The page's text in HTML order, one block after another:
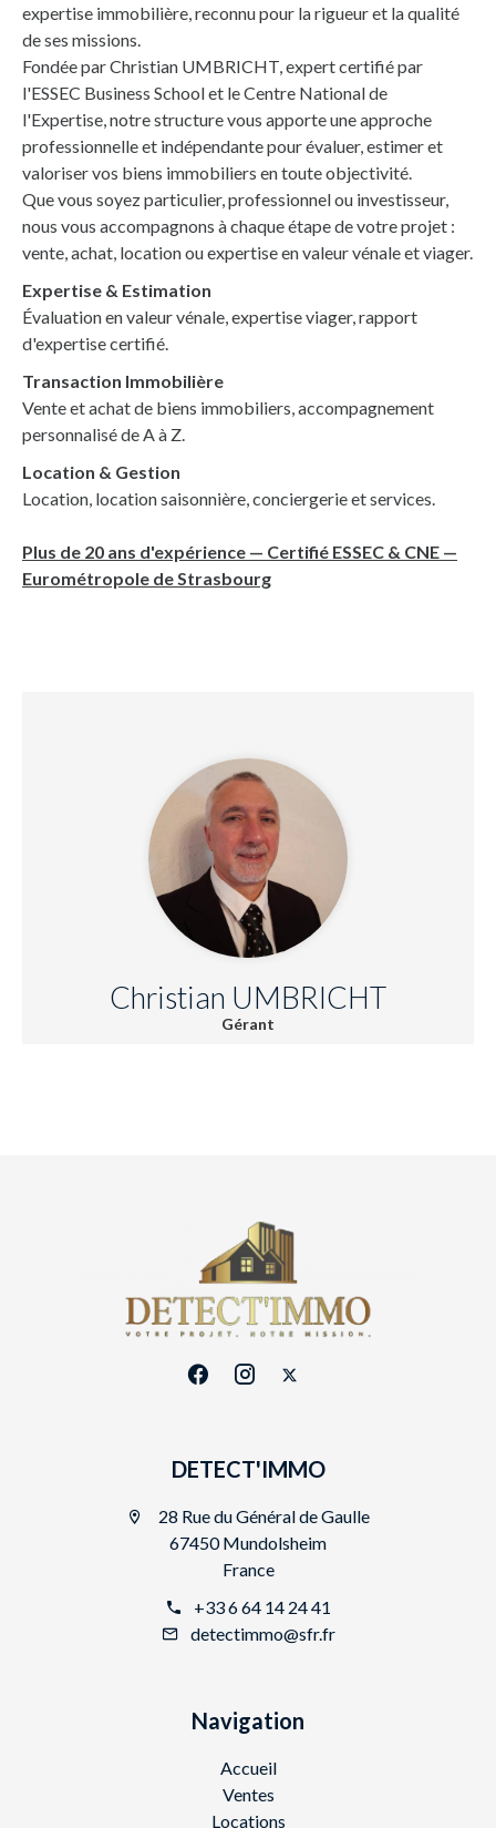
expertise immobilière, reconnu pour la rigueur et la qualité
de ses missions.
Fondée par Christian UMBRICHT, expert certifié par
l'ESSEC Business School et le Centre National de
l'Expertise, notre structure vous apporte une approche
professionnelle et indépendante pour évaluer, estimer et
valoriser vos biens immobiliers en toute objectivité.
Que vous soyez particulier, professionnel ou investisseur,
nous vous accompagnons à chaque étape de votre projet :
vente, achat, location ou expertise en valeur vénale et viager.
Expertise & Estimation
Évaluation en valeur vénale, expertise viager, rapport
d'expertise certifié.
Transaction Immobilière
Vente et achat de biens immobiliers, accompagnement
personnalisé de A à Z.
Location & Gestion
Location, location saisonnière, conciergerie et services.
Plus de 20 ans d'expérience — Certifié ESSEC & CNE —
Eurométropole de Strasbourg
Christian UMBRICHT
Gérant
DETECT'IMMO
28 Rue du Général de Gaulle
67450 Mundolsheim
France
+33 6 64 14 24 41
detectimmo@sfr.fr
Navigation
Accueil
Ventes
Locations